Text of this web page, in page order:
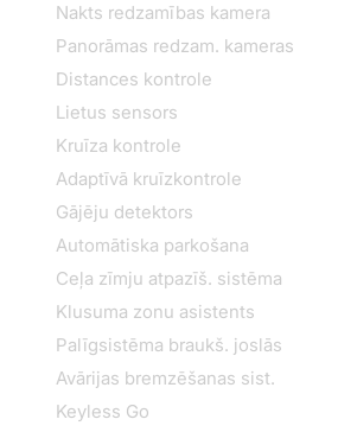
Nakts redzamības kamera
Panorāmas redzam. kameras
Distances kontrole
Lietus sensors
Kruīza kontrole
Adaptīvā kruīzkontrole
Gājēju detektors
Automātiska parkošana
Ceļa zīmju atpazīš. sistēma
Klusuma zonu asistents
Palīgsistēma braukš. joslās
Avārijas bremzēšanas sist.
Keyless Go